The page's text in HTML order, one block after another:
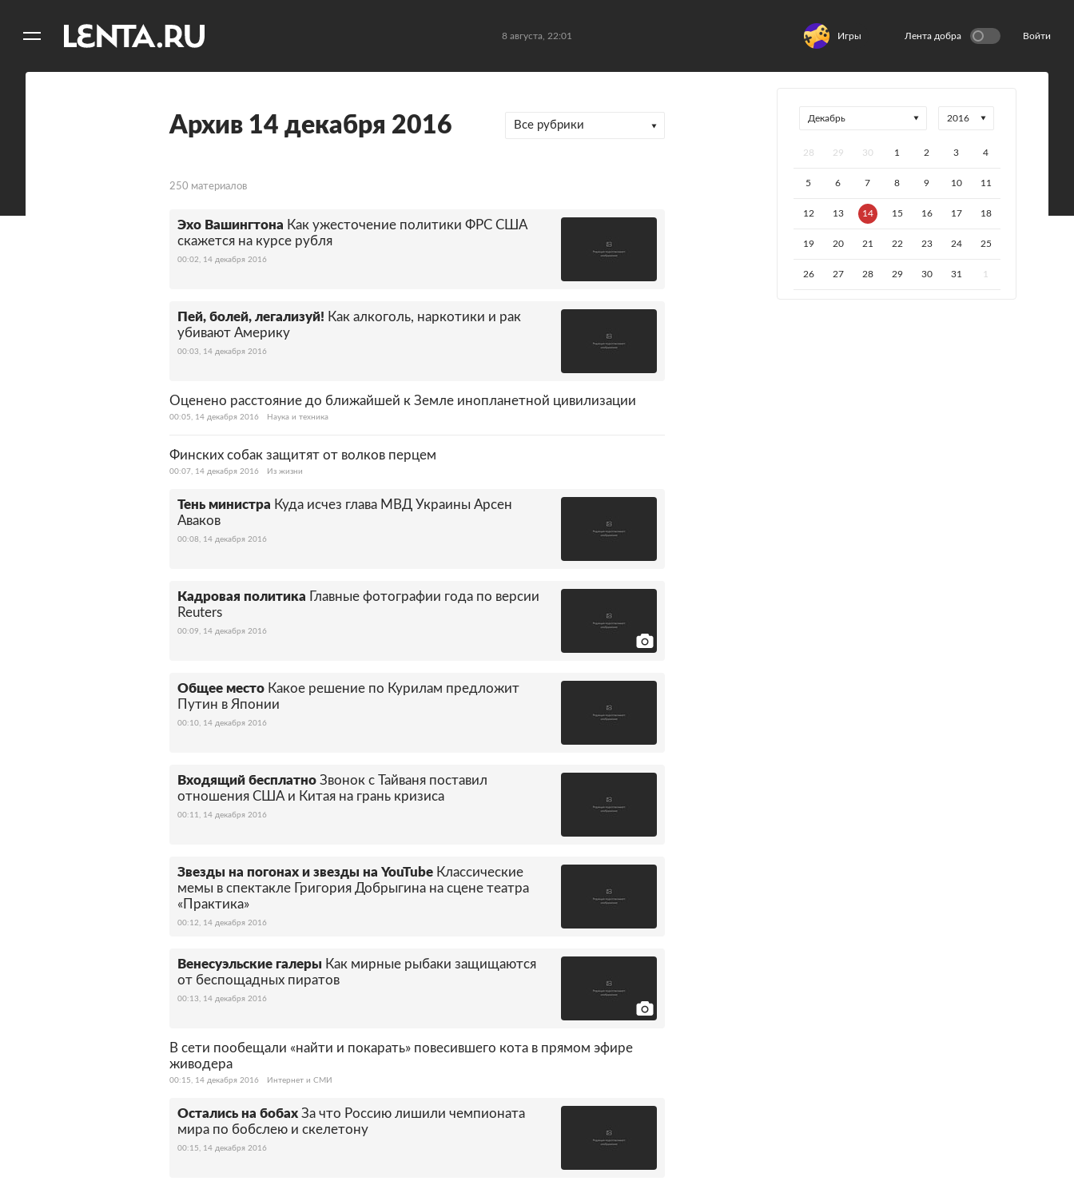
8 августа, 22:01 Игры Лента добра Войти
Архив 14 декабря 2016 Все рубрики
250 материалов
Эхо Вашингтона Как ужесточение политики ФРС США
скажется на курсе рубля
00:02, 14 декабря 2016
Пей, болей, легализуй! Как алкоголь, наркотики и рак
убивают Америку
00:03, 14 декабря 2016
Оценено расстояние до ближайшей к Земле инопланетной цивилизации
00:05, 14 декабря 2016 Наука и техника
Финских собак защитят от волков перцем
00:07, 14 декабря 2016 Из жизни
Тень министра Куда исчез глава МВД Украины Арсен
Аваков
00:08, 14 декабря 2016
Кадровая политика Главные фотографии года по версии
Reuters
00:09, 14 декабря 2016
Общее место Какое решение по Курилам предложит
Путин в Японии
00:10, 14 декабря 2016
Входящий бесплатно Звонок с Тайваня поставил
отношения США и Китая на грань кризиса
00:11, 14 декабря 2016
Звезды на погонах и звезды на YouTube Классические
мемы в спектакле Григория Добрыгина на сцене театра
«Практика»
00:12, 14 декабря 2016
Венесуэльские галеры Как мирные рыбаки защищаются
от беспощадных пиратов
00:13, 14 декабря 2016
В сети пообещали «найти и покарать» повесившего кота в прямом эфире
живодера
00:15, 14 декабря 2016 Интернет и СМИ
Остались на бобах За что Россию лишили чемпионата
мира по бобслею и скелетону
00:15, 14 декабря 2016
28 29 30 1 2 3 4
5 6 7 8 9 10 11
12 13 14 15 16 17 18
19 20 21 22 23 24 25
26 27 28 29 30 31 1